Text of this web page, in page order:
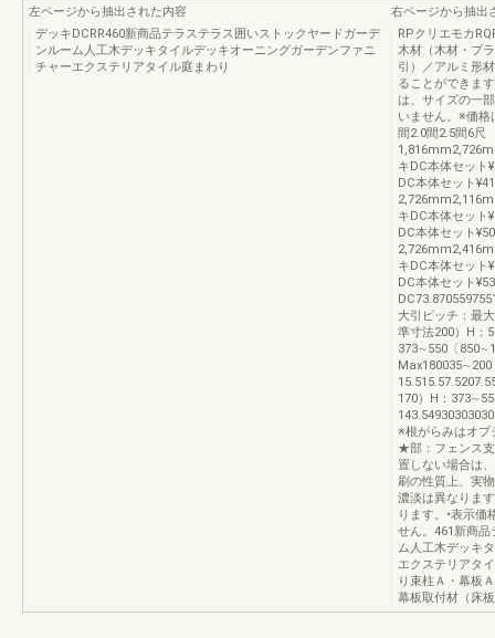
左ページから抽出された内容
デッキDCRR460新商品テラステラス囲いストックヤードガーデ
ンルーム人工木デッキタイルデッキオーニングガーデンファニ
チャーエクステリアタイル庭まわり
右ページから抽出
RPクリエモカ
木材（木材・プ
引）／アルミ形
ることができま
は、サイズの一
いません。※価格
間2.0間2.5間6尺
キDC本体セット
DC本体セット
キDC本体セット
DC本体セット
キDC本体セット
DC本体セット
大引ピッチ：最
準寸法200）H：
373∼550〔
Max180035∼200
170）H：
※根がらみはオプ
★部：フェンス
置しない場合は
刷の性質上、実
濃淡は異なりま
ります。•表示価
せん。461新商品
ム人工木デッキ
エクステリアタ
り束柱Ａ・幕板
幕板取付材（床